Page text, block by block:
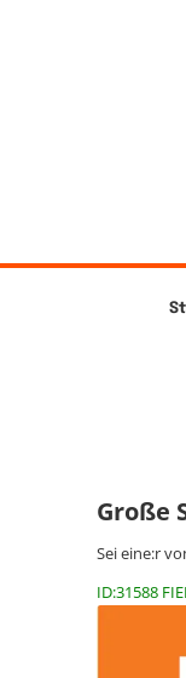
Große
Sei eine:r
ID:31588